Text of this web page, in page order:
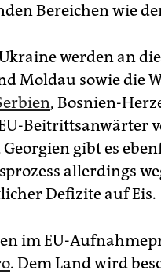
Bereichen wie
werden an
Moldau sowie die
, Bosnien-
Beitrittsanwärter
gibt es
allerdings
Defizite auf Eis.
im EU-
. Dem Land wird